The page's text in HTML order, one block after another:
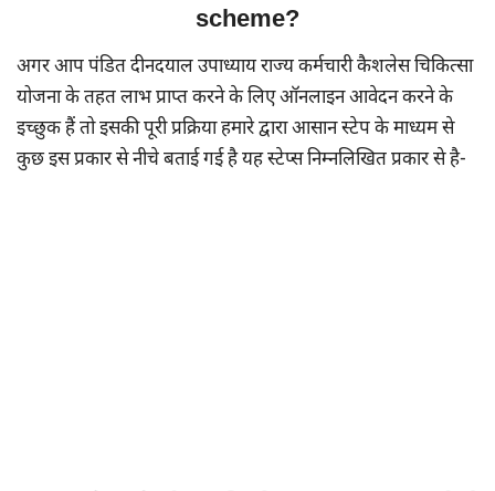
scheme?
अगर आप पंडित दीनदयाल उपाध्याय राज्य कर्मचारी कैशलेस चिकित्सा
योजना के तहत लाभ प्राप्त करने के लिए ऑनलाइन आवेदन करने के
इच्छुक हैं तो इसकी पूरी प्रक्रिया हमारे द्वारा आसान स्टेप के माध्यम से
कुछ इस प्रकार से नीचे बताई गई है यह स्टेप्स निम्नलिखित प्रकार से है-